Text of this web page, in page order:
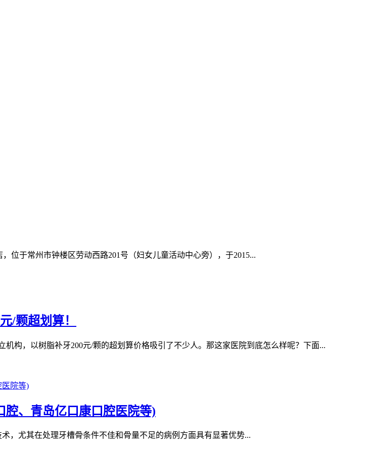
位于常州市钟楼区劳动西路201号（妇女儿童活动中心旁），于2015...
/颗超划算！
构，以树脂补牙200元/颗的超划算价格吸引了不少人。那这家医院到底怎么样呢？下面...
腔、青岛亿口康口腔医院等)
，尤其在处理牙槽骨条件不佳和骨量不足的病例方面具有显著优势...